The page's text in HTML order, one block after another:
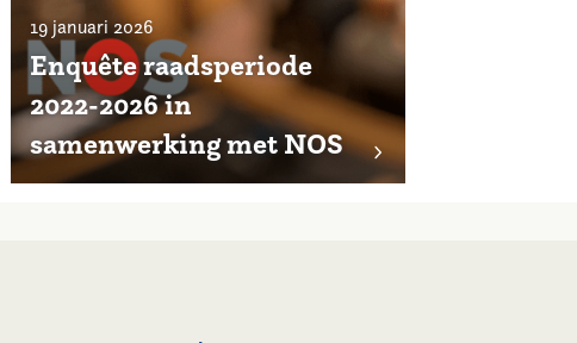
19 januari 2026
Enquête raadsperiode
2022-2026 in
samenwerking met NOS